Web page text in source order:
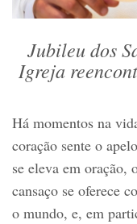
Jubileu dos
Igreja
Há momentos na
coração sente o
se eleva em oração,
cansaço se oferece
o mundo, e, em